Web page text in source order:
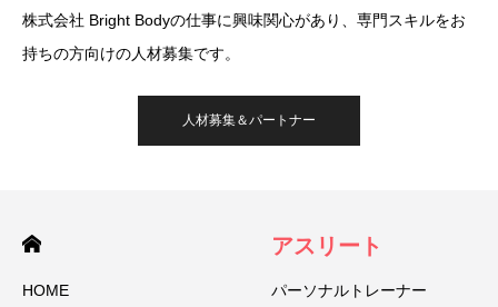
株式会社 Bright Bodyの仕事に興味関心があり、専門スキルをお
持ちの方向けの人材募集です。
人材募集＆パートナー
HOME
アスリート
パーソナルトレーナー